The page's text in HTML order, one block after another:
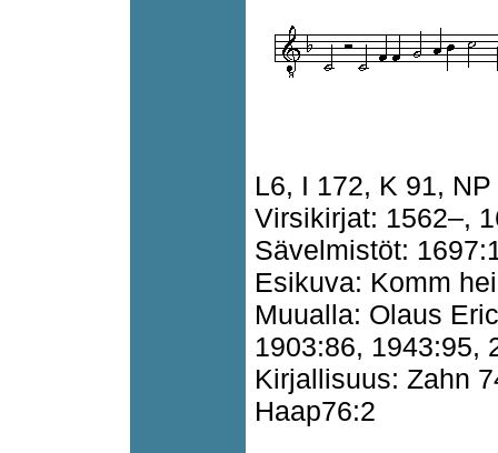
L6, I 172, K 91, NP
Virsikirjat: 1562–,
Sävelmistöt:
Esikuva: Komm
Muualla: Olaus
1903:86, 1943:95,
Kirjallisuus: Zahn
Haap76:2